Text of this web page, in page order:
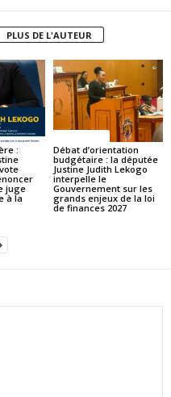
PLUS DE L'AUTEUR
:
juge
à la
Débat d’orientation
budgétaire : la députée
Justine Judith Lekogo
interpelle le
Gouvernement sur les
grands enjeux de la loi
de finances 2027